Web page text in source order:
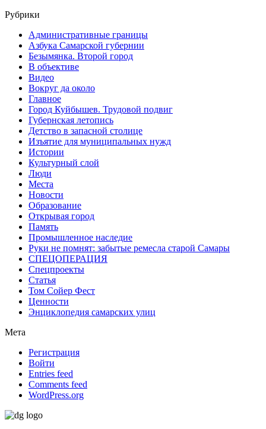
Рубрики
Административные границы
Азбука Самарской губернии
Безымянка. Второй город
В объективе
Видео
Вокруг да около
Главное
Город Куйбышев. Трудовой подвиг
Губернская летопись
Детство в запасной столице
Изъятие для муниципальных нужд
Истории
Культурный слой
Люди
Места
Новости
Образование
Открывая город
Память
Промышленное наследие
Руки не помнят: забытые ремесла старой Самары
СПЕЦОПЕРАЦИЯ
Спецпроекты
Статья
Том Сойер Фест
Ценности
Энциклопедия самарских улиц
Мета
Регистрация
Войти
Entries feed
Comments feed
WordPress.org